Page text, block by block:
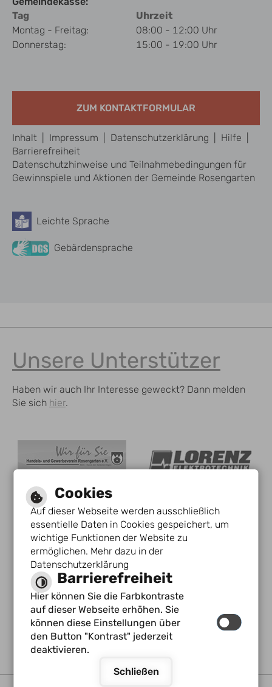
Tag
Uhrzeit
Montag - Freitag:
08:00 - 12:00 Uhr
Donnerstag:
15:00 - 19:00 Uhr
ZUM KONTAKTFORMULAR
Inhalt Impressum Datenschutzerklärung Hilfe
Barrierefreiheit
Datenschutzhinweise und Teilnahmebedingungen für
Gewinnspiele und Aktionen der Gemeinde Rosengarten
Barrierefreiheit
Leichte Sprache
Gebärdensprache
Unsere Unterstützer
Haben wir auch Ihr Interesse geweckt? Dann melden
Sie sich hier.
Cookies
Auf dieser Webseite werden ausschließlich
essentielle Daten in Cookies gespeichert, um
wichtige Funktionen der Website zu
ermöglichen. Mehr dazu in der
Datenschutzerklärung
Barrierefreiheit
Hier können Sie die Farbkontraste
auf dieser Webseite erhöhen. Sie
können diese Einstellungen über
den Button "Kontrast" jederzeit
deaktivieren.
Schließen